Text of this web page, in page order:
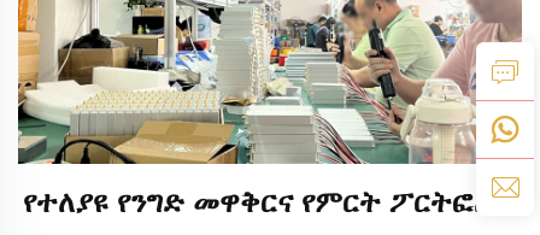
የተለያዩ የንግድ መዋቅርና የምርት ፖርትፎሊዮ